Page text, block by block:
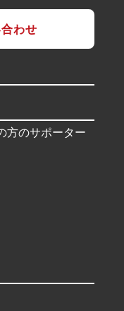
わせ
方のサポーター